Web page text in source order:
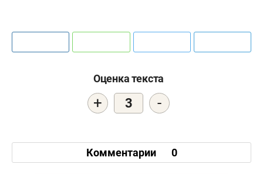
Оценка текста
+ 3 -
Комментарии 0